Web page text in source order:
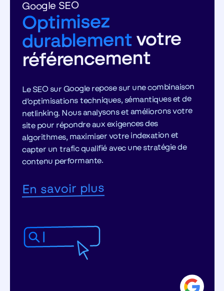
Google SEO
Optimisez
durablement votre
référencement
Le SEO sur Google repose sur une combinaison
d’optimisations techniques, sémantiques et de
netlinking. Nous analysons et améliorons votre
site pour répondre aux exigences des
algorithmes, maximiser votre indexation et
capter un trafic qualifié avec une stratégie de
contenu performante.
En savoir plus